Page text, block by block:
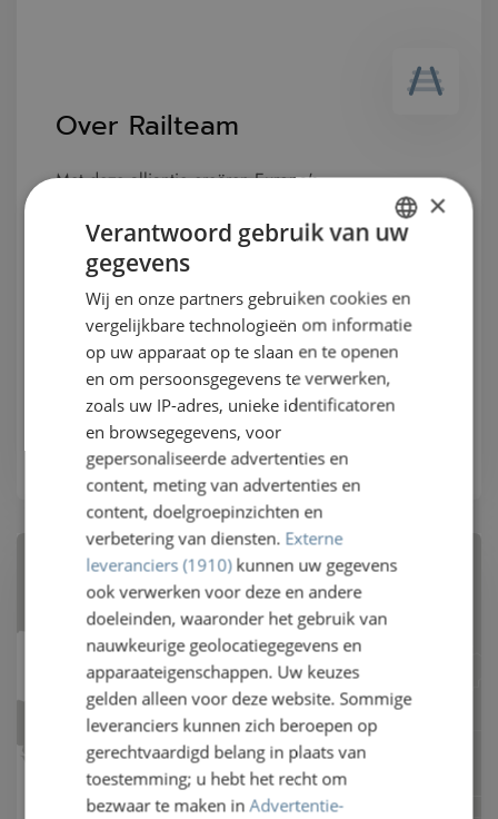
Over Railteam
Met deze alliantie creëren Europa's
toonaangevende hogesnelheidsspoorwegen een
echte toegevoegde waarde voor reizigers en
bieden ze optimale reismogelijkheden in heel West-
Europa die door geen enkel ander vervoersmiddel
worden geëvenaard op het gebied van snelheid,
prijs en comfort.
Lees meer
GERMAN
ENGLISH
×
Verantwoord gebruik van uw
gegevens
Wij en onze partners gebruiken cookies en
vergelijkbare technologieën om informatie
op uw apparaat op te slaan en te openen
en om persoonsgegevens te verwerken,
zoals uw IP-adres, unieke identificatoren
en browsegegevens, voor
gepersonaliseerde advertenties en
content, meting van advertenties en
content, doelgroepinzichten en
verbetering van diensten. Externe
leveranciers (1910)kunnen uw gegevens
ook verwerken voor deze en andere
doeleinden, waaronder het gebruik van
nauwkeurige geolocatiegegevens en
apparaateigenschappen. Uw keuzes
gelden alleen voor deze website. Sommige
leveranciers kunnen zich beroepen op
gerechtvaardigd belang in plaats van
toestemming; u hebt het recht om
bezwaar te maken inAdvertentie-